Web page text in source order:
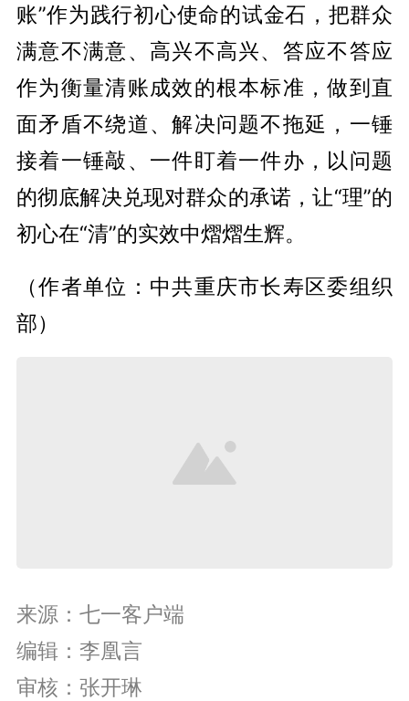
账”作为践行初心使命的试金石，把群众
满意不满意、高兴不高兴、答应不答应
作为衡量清账成效的根本标准，做到直
面矛盾不绕道、解决问题不拖延，一锤
接着一锤敲、一件盯着一件办，以问题
的彻底解决兑现对群众的承诺，让“理”的
初心在“清”的实效中熠熠生辉。
（作者单位：中共重庆市长寿区委组织
部）
来源：七一客户端
编辑：李凰言
审核：张开琳